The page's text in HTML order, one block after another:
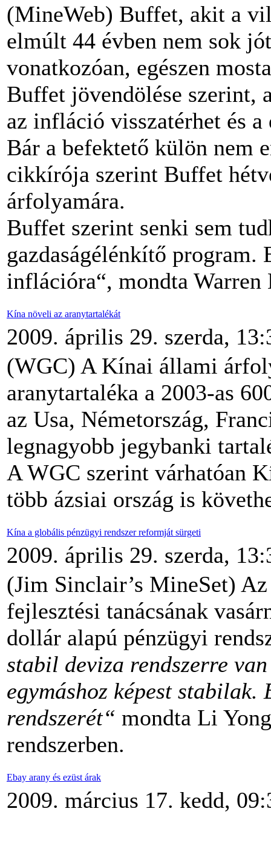
(MineWeb) Buffet, akit a
elmúlt 44 évben nem sok
vonatkozóan, egészen
Buffet jövendölése szerint,
az infláció visszatérhet és
Bár a befektető külön nem
cikkírója szerint Buffet
árfolyamára.
Buffet szerint senki sem
gazdaságélénkítő
inflációra“, mondta
Kína növeli az aranytartalékát
2009. április 29. szerda,
(WGC) A Kínai állami
aranytartaléka a 2003-as
az Usa, Németország,
legnagyobb jegybanki
A WGC szerint várhatóan
több ázsiai ország is
Kína a globális pénzügyi rendszer reformját sürgeti
2009. április 29. szerda,
(Jim Sinclair’s MineSet)
fejlesztési tanácsának
dollár alapú pénzügyi
stabil deviza rendszerre
egymáshoz képest
rendszerét“ mondta Li
rendszerben.
Ebay arany és ezüst árak
2009. március 17. kedd,